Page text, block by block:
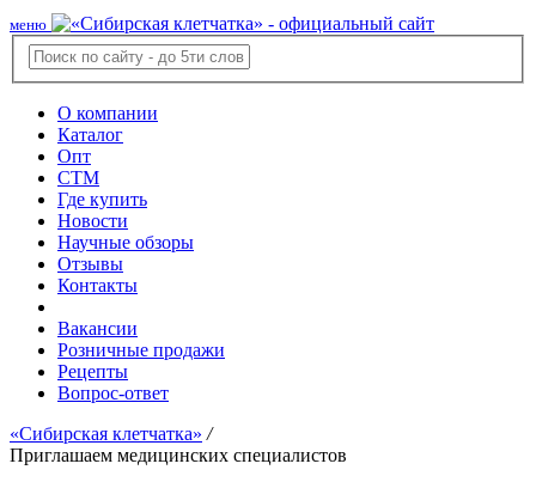
меню
О компании
Каталог
Опт
СТМ
Где купить
Новости
Научные обзоры
Отзывы
Контакты
Вакансии
Розничные продажи
Рецепты
Вопрос-ответ
«Сибирская клетчатка» /
Приглашаем медицинских специалистов